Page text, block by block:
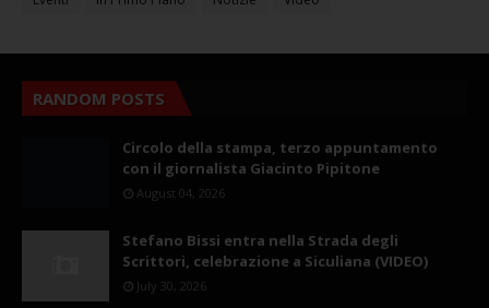
RANDOM POSTS
Circolo della stampa, terzo appuntamento
con il giornalista Giacinto Pipitone
August 04, 2026
Stefano Bissi entra nella Strada degli
Scrittori, celebrazione a Siculiana (VIDEO)
July 30, 2026